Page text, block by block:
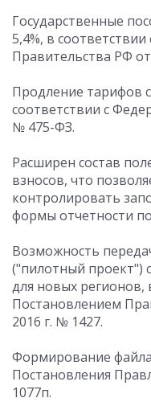
Государственные
5,4%, в
Правительства РФ
Продление тарифов
соответствии с
№ 475-ФЗ.
Расширен состав
взносов, что
контролировать
формы отчетности
Возможность
("пилотный проект")
для новых регионов,
Постановлением
2016 г. № 1427.
Формирование
Постановления
1077п.